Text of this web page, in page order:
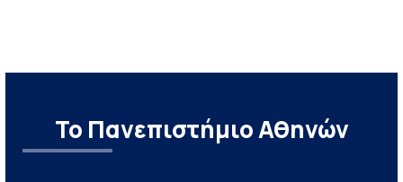
Το Πανεπιστήμιο Αθηνών